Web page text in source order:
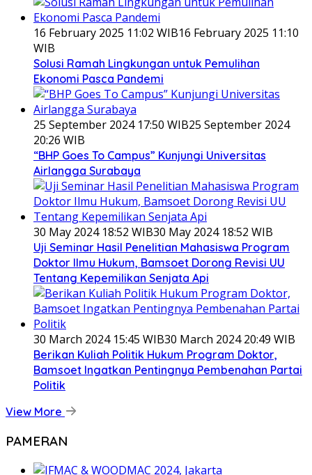
16 February 2025 11:02 WIB16 February 2025 11:10
WIB
Solusi Ramah Lingkungan untuk Pemulihan
Ekonomi Pasca Pandemi
25 September 2024 17:50 WIB25 September 2024
20:26 WIB
“BHP Goes To Campus” Kunjungi Universitas
Airlangga Surabaya
30 May 2024 18:52 WIB30 May 2024 18:52 WIB
Uji Seminar Hasil Penelitian Mahasiswa Program
Doktor Ilmu Hukum, Bamsoet Dorong Revisi UU
Tentang Kepemilikan Senjata Api
30 March 2024 15:45 WIB30 March 2024 20:49 WIB
Berikan Kuliah Politik Hukum Program Doktor,
Bamsoet Ingatkan Pentingnya Pembenahan Partai
Politik
View More
PAMERAN